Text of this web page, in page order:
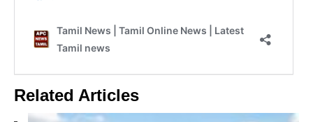
Related Articles